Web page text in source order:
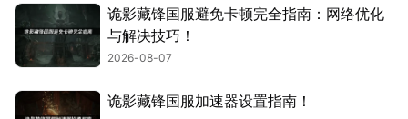
诡影藏锋国服避免卡顿完全指南：网络优化
与解决技巧！
2026-08-07
诡影藏锋国服加速器设置指南！